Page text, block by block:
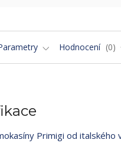
Hodnocení 0
Primigi od